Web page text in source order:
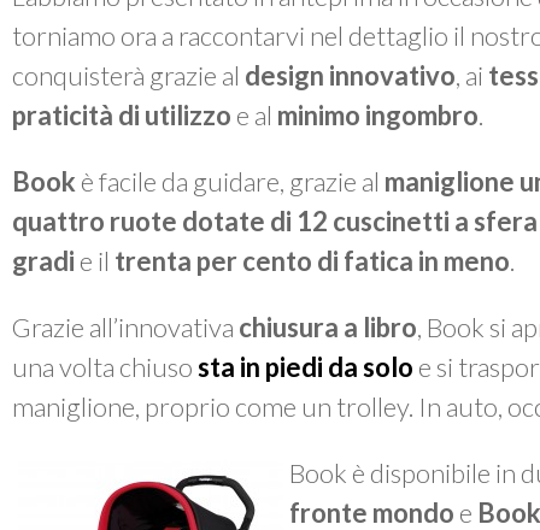
torniamo ora a raccontarvi nel dettaglio il
conquisterà grazie al design innovativo, ai
praticità di utilizzo e al minimo ingombro.
Book è facile da guidare, grazie al maniglione
quattro ruote dotate di 12 cuscinetti a sfera
gradi e il trenta per cento di fatica in meno.
Grazie all’innovativa chiusura a libro, Book si
una volta chiusosta in piedi da solo e si
maniglione, proprio come un trolley. In auto,
Book è disponibile in
fronte mondo e